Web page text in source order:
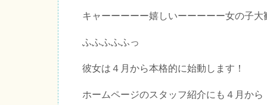
キャーーーーー嬉しいーーーーー女の子
ふふふふふっ
彼女は４月から本格的に始動します！
ホームページのスタッフ紹介にも４月から